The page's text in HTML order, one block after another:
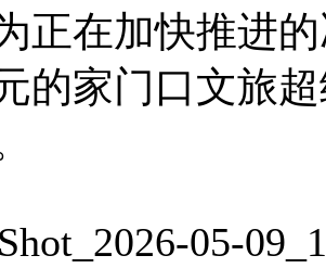
正在加快推进
的家门口文旅